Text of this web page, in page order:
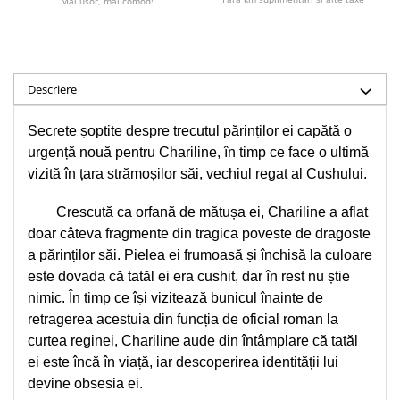
Atlase
Comentarii
Enciclopedii
Literatura
Marturii
Romane
Meditatii
Pedagogie
Poezii
Reviste
Sanatate
Pungi cadou cu versete
Sacoșă
Semne de carte
Statuete
Sticle apa
Suport pentru pahar
Tablouri
Tablouri canvas
Termos
Carti postale
Magneti
Descriere
Secrete șoptite despre trecutul părinților ei capătă o
urgență nouă pentru Chariline, în timp ce face o ultimă
vizită în țara strămoșilor săi, vechiul regat al Cushului.
Crescută ca orfană de mătușa ei, Chariline a aflat
doar câteva fragmente din tragica poveste de dragoste
a părinților săi. Pielea ei frumoasă și închisă la culoare
este dovada că tatăl ei era cushit, dar în rest nu știe
nimic. În timp ce își vizitează bunicul înainte de
retragerea acestuia din funcția de oficial roman la
curtea reginei, Chariline aude din întâmplare că tatăl
ei este încă în viață, iar descoperirea identității lui
devine obsesia ei.